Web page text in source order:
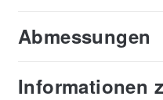
Abmessungen
Informationen